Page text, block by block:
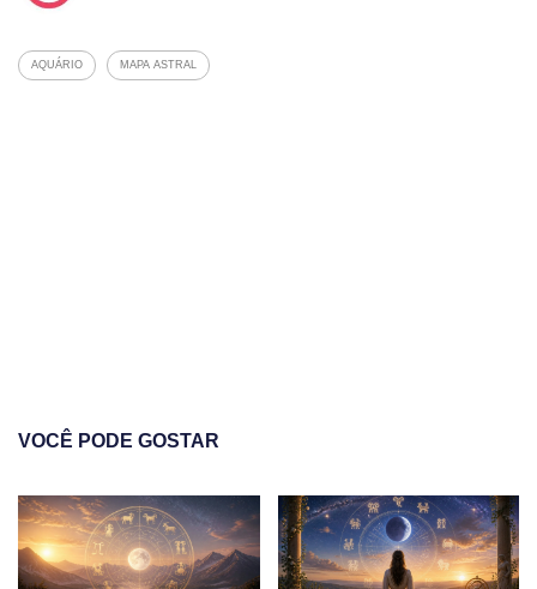
AQUÁRIO MAPA ASTRAL
VOCÊ PODE GOSTAR